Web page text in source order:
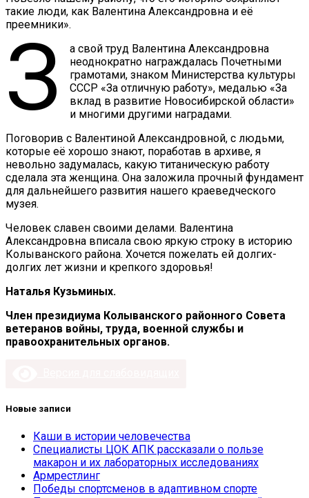
такие люди, как Валентина Александровна и её
преемники».
З
а свой труд Валентина Александровна
неоднократно награждалась Почетными
грамотами, знаком Министерства культуры
СССР «За отличную работу», медалью «За
вклад в развитие Новосибирской области»
и многими другими наградами.
Поговорив с Валентиной Александровной, с людьми,
которые её хорошо знают, поработав в архиве, я
невольно задумалась, какую титаническую работу
сделала эта женщина. Она заложила прочный фундамент
для дальнейшего развития нашего краеведческого
музея.
Человек славен своими делами. Валентина
Александровна вписала свою яркую строку в историю
Колыванского района. Хочется пожелать ей долгих-
долгих лет жизни и крепкого здоровья!
Наталья Кузьминых.
Член президиума Колыванского районного Совета
ветеранов войны, труда, военной службы и
правоохранительных органов.
Новые записи
Каши в истории человечества
Специалисты ЦОК АПК рассказали о пользе
макарон и их лабораторных исследованиях
Армрестлинг
Победы спортсменов в адаптивном спорте